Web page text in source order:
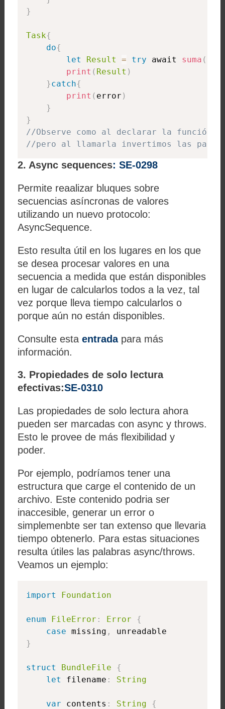
}
Task{
do{
let
Result = try await suma (
print ( Result )
}catch{
print ( error )
}
}
//Observe como al declarar la función
//pero al llamarla invertimos las
2. Async sequences:SE-0298
Permite reaalizar bluques sobre
secuencias asíncronas de valores
utilizando un nuevo protocolo:
AsyncSequence.
Esto resulta útil en los lugares en los que
se desea procesar valores en una
secuencia a medida que están disponibles
en lugar de calcularlos todos a la vez, tal
vez porque lleva tiempo calcularlos o
porque aún no están disponibles.
Consulte estaentradapara más
información.
3. Propiedades de solo lectura
efectivas:SE-0310
Las propiedades de solo lectura ahora
pueden ser marcadas con async y throws.
Esto le provee de más flexibilidad y
poder.
Por ejemplo, podríamos tener una
estructura que carge el contenido de un
archivo. Este contenido podria ser
inaccesible, generar un error o
simplemenbte ser tan extenso que llevaria
tiempo obtenerlo. Para estas situaciones
resulta útiles las palabras async/throws.
Veamos un ejemplo:
import Foundation
enum FileError : Error
{
case missing ,
}
struct BundleFile
{
let filename : String
var contents : String
{